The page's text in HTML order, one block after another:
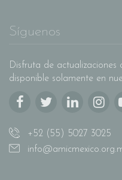
Síguenos
Disfruta de actualizaciones
disponible solamente en
+52 (55) 5027 3025